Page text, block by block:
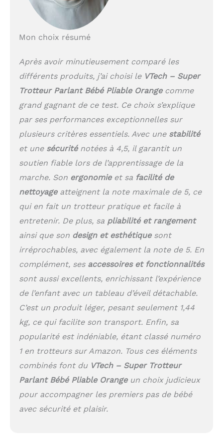
de la ferme et leurs
Découverte l’incite à
mots ! Le capteur de
mouvement déclenche
des mélodies et
encourage Bébé dans
ses déplacements
APPRENTISSAGES :
couleurs, les formes,
des musiques, les
premiers chiffres, des
sonores rigolos. Les
couleurs vives et les 5
touches Piano
lumineuses stimulent
son sens visuel. Il
développe aussi sa
engrenages, grosses
touches colorées,
téléphone amovible
papillon aux ailes
mobiles, piano et
rouleaux sonores
INCLUS : 10 activités
pour éveiller bébé et +
de 100 chansons,
phrases / Facile à
ranger grâce à son
système de pliage /
Mon choix résumé
Après avoir minutieusement comparé les
différents produits, j’ai choisi le VTech – Super
Trotteur Parlant Bébé Pliable Orangecomme
grand gagnant de ce test. Ce choix s’explique
par ses performances exceptionnelles sur
plusieurs critères essentiels. Avec une stabilité
et une sécuriténotées à 4,5, il garantit un
soutien fiable lors de l’apprentissage de la
marche. Son ergonomieet sa facilité de
nettoyageatteignent la note maximale de 5, ce
qui en fait un trotteur pratique et facile à
entretenir. De plus, sa pliabilité et rangement
ainsi que son design et esthétiquesont
irréprochables, avec également la note de 5. En
complément, ses accessoires et fonctionnalités
sont aussi excellents, enrichissant l’expérience
de l’enfant avec un tableau d’éveil détachable.
C’est un produit léger, pesant seulement 1,44
kg, ce qui facilite son transport. Enfin, sa
popularité est indéniable, étant classé numéro
1 en trotteurs sur Amazon. Tous ces éléments
combinés font du VTech – Super Trotteur
Parlant Bébé Pliable Orangeun choix judicieux
pour accompagner les premiers pas de bébé
avec sécurité et plaisir.